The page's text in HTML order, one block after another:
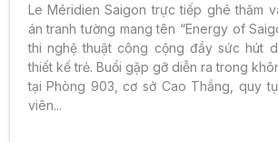
Le Méridien Saigon trực tiếp ghé thăm
án tranh tường mang tên “Energy of
thi nghệ thuật công cộng đầy sức hút
thiết kế trẻ. Buổi gặp gỡ diễn ra trong
tại Phòng 903, cơ sở Cao Thắng, quy
viên...